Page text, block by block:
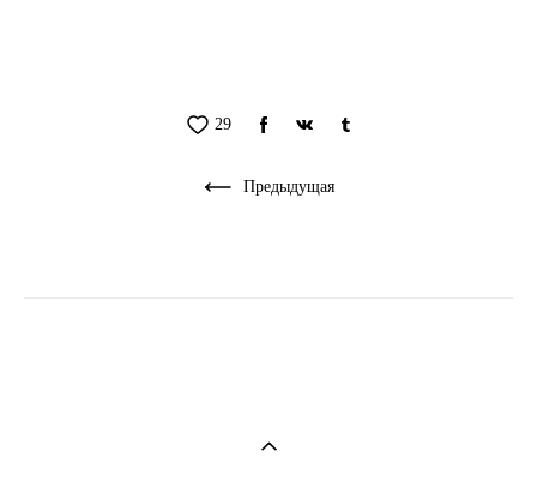
29
Предыдущая